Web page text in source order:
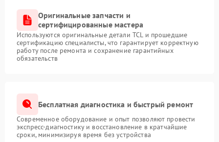
Оригинальные запчасти и
сертифицированные мастера
Используются оригинальные детали TCL и прошедшие
сертификацию специалисты, что гарантирует корректную
работу после ремонта и сохранение гарантийных
обязательств
Бесплатная диагностика и быстрый ремонт
Современное оборудование и опыт позволяют провести
экспресс-диагностику и восстановление в кратчайшие
сроки, минимизируя время без устройства